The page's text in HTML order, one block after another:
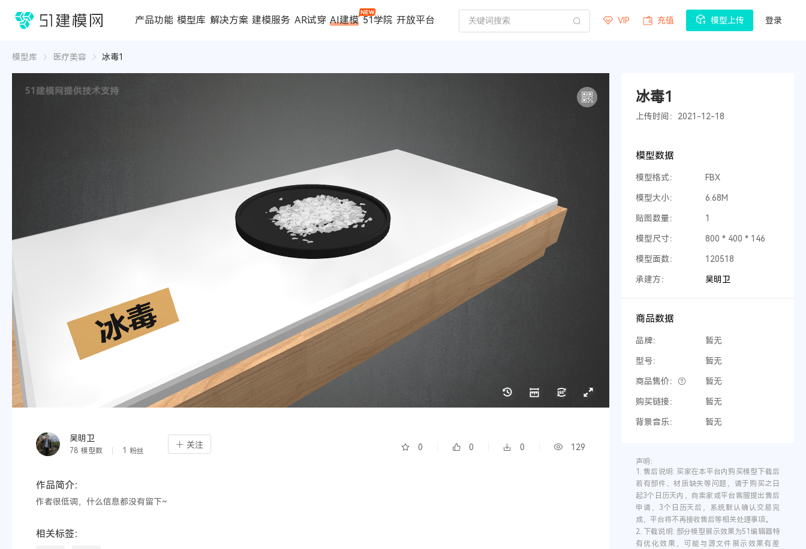
1688
产品功能 模型库 解决方案 建模服务 AR试穿 AI建模 51学院 开放平台 VIP 充值 模型上传 登录
模型库 医疗美容 冰毒1
吴明卫
78 模型数 1 粉丝
关注 0 0 0 129
作品简介：
作者很低调，什么信息都没有留下~
相关标签：
冰毒1
上传时间：2021-12-18
模型数据
模型格式： FBX
模型大小： 6.68M
贴图数量： 1
模型尺寸： 800 * 400 * 146
模型面数： 120518
承建方： 吴明卫
商品数据
品牌： 暂无
型号： 暂无
商品售价： 暂无
购买链接： 暂无
背景音乐： 暂无
声明：
1.售后说明: 买家在本平台内购买模型下载后
若有部件、材质缺失等问题，请于购买之日
起3个日历天内，向卖家或平台客服提出售后
申请，3个日历天后，系统默认确认交易完
成，平台将不再接收售后等相关处理事项。
2.
下载说明: 部分模型展示效果为51编辑器特
有优化效果，可能与源文件展示效果有差